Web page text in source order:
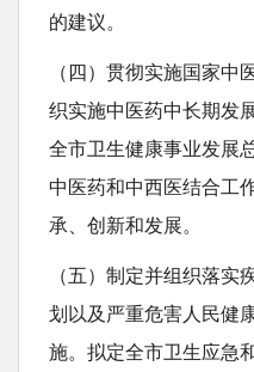
的建议。
（四）贯彻实施国家中
织实施中医药中长期发
全市卫生健康事业发展
中医药和中西医结合工
承、创新和发展。
（五）制定并组织落
划以及严重危害人民健
施。拟定全市卫生应急